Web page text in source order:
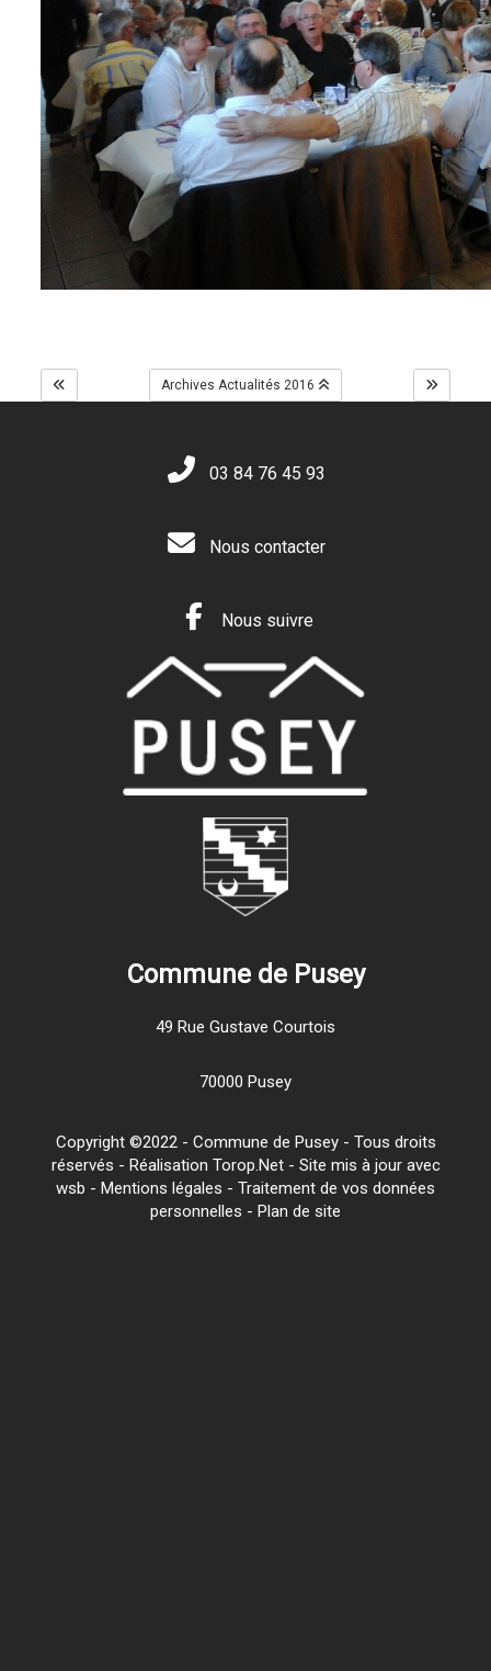
Archives Actualités 2016
03 84 76 45 93
Nous contacter
Nous suivre
Commune de Pusey
49 Rue Gustave Courtois
70000 Pusey
Copyright ©2022 - Commune de Pusey - Tous droits
réservés - Réalisation Torop.Net - Site mis à jour avec
wsb - Mentions légales - Traitement de vos données
personnelles - Plan de site